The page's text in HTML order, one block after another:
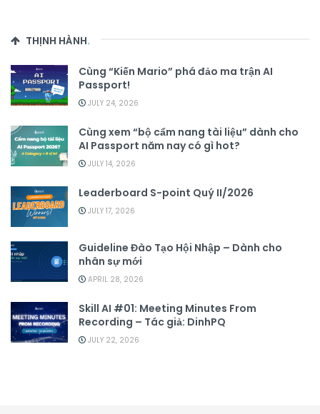
THỊNH HÀNH.
Cùng “Kiến Mario” phá đảo ma trận AI
Passport!
JULY 24, 2026
Cùng xem “bộ cẩm nang tài liệu” dành cho
AI Passport năm nay có gì hot?
JULY 14, 2026
Leaderboard S-point Quý II/2026
JULY 17, 2026
Guideline Đào Tạo Hội Nhập – Dành cho
nhân sự mới
APRIL 28, 2026
Skill AI #01: Meeting Minutes From
Recording – Tác giả: DinhPQ
JULY 22, 2026